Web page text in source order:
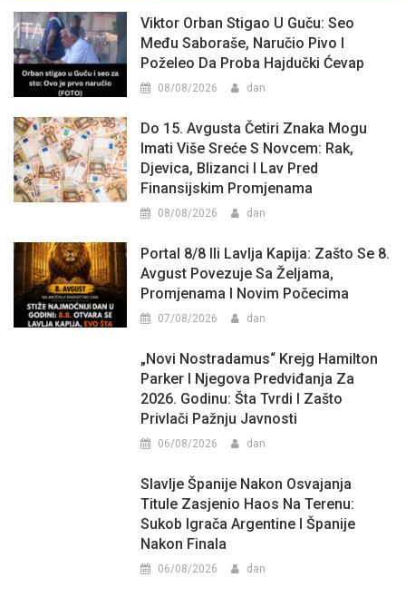
Viktor Orban Stigao U Guču: Seo
Među Saboraše, Naručio Pivo I
Poželeo Da Proba Hajdučki Ćevap
08/08/2026 dan
Do 15. Avgusta Četiri Znaka Mogu
Imati Više Sreće S Novcem: Rak,
Djevica, Blizanci I Lav Pred
Finansijskim Promjenama
08/08/2026 dan
Portal 8/8 Ili Lavlja Kapija: Zašto Se 8.
Avgust Povezuje Sa Željama,
Promjenama I Novim Počecima
07/08/2026 dan
„Novi Nostradamus“ Krejg Hamilton
Parker I Njegova Predviđanja Za
2026. Godinu: Šta Tvrdi I Zašto
Privlači Pažnju Javnosti
06/08/2026 dan
Slavlje Španije Nakon Osvajanja
Titule Zasjenio Haos Na Terenu:
Sukob Igrača Argentine I Španije
Nakon Finala
06/08/2026 dan